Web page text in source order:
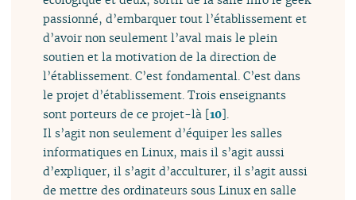
passionné, d’embarquer tout l’établissement et
d’avoir non seulement l’aval mais le plein
soutien et la motivation de la direction de
l’établissement. C’est fondamental. C’est dans
le projet d’établissement. Trois enseignants
sont porteurs de ce projet-là [10].
Il s’agit non seulement d’équiper les salles
informatiques en Linux, mais il s’agit aussi
d’expliquer, il s’agit d’acculturer, il s’agit aussi
de mettre des ordinateurs sous Linux en salle